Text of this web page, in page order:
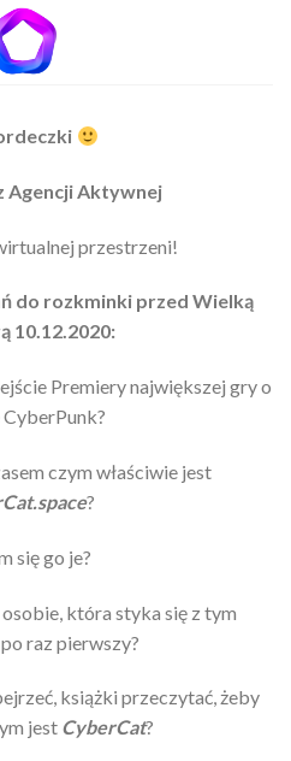
Agencji Aktywnej
przestrzeni!
do rozkminki przed Wielką
10.12.2020:
Premiery największej gry o
czym właściwie jest
?
się go je?
która styka się z tym
raz pierwszy?
książki przeczytać, żeby
jest CyberCat?